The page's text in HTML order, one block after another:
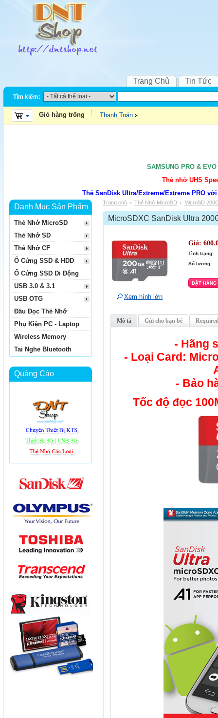
Trang Chủ Tin Tức
Tìm kiếm:
Giỏ hàng trống Thanh Toán
SAMSUNG PRO &
Thẻ nhớ UHS
Thẻ SanDisk Ultra/Extreme/Extreme PRO
Trang chủ Thẻ Nhớ MicroSD MicroSD
MicroSDXC SanDisk Ultra
Xem hình lớn
Giá:
Tình trạng:
Số lượng:
Mô tả Gửi cho bạn bè
- Hãng
- Loại Card:
- Bảo
Tốc độ đọc
Danh Mục Sản Phẩm
Thẻ Nhớ MicroSD
Thẻ Nhớ SD
Thẻ Nhớ CF
Ổ Cứng SSD & HDD
Ổ Cứng SSD Di Động
USB 3.0 & 3.1
USB OTG
Đầu Đọc Thẻ Nhớ
Phụ Kiện PC - Laptop
Wireless Memory
Tai Nghe Bluetooth
Quảng Cáo